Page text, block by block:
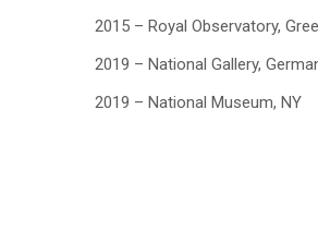
2015 – Royal Observatory,
2019 – National Gallery,
2019 – National Museum, NY